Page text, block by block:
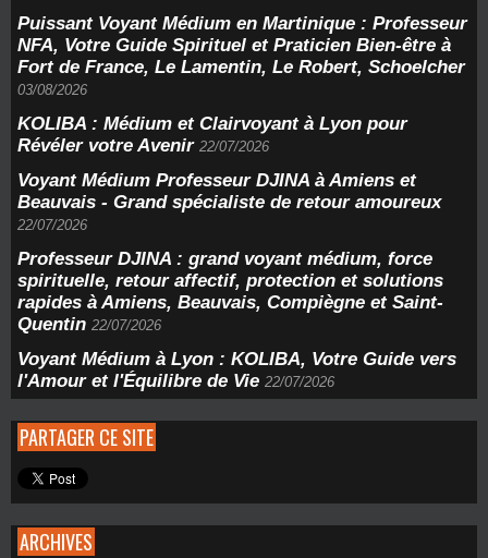
Puissant Voyant Médium en Martinique : Professeur
NFA, Votre Guide Spirituel et Praticien Bien-être à
Fort de France, Le Lamentin, Le Robert, Schoelcher
03/08/2026
KOLIBA : Médium et Clairvoyant à Lyon pour
Révéler votre Avenir 22/07/2026
Voyant Médium Professeur DJINA à Amiens et
Beauvais - Grand spécialiste de retour amoureux
22/07/2026
Professeur DJINA : grand voyant médium, force
spirituelle, retour affectif, protection et solutions
rapides à Amiens, Beauvais, Compiègne et Saint-
Quentin 22/07/2026
Voyant Médium à Lyon : KOLIBA, Votre Guide vers
l'Amour et l'Équilibre de Vie 22/07/2026
PARTAGER CE SITE
ARCHIVES